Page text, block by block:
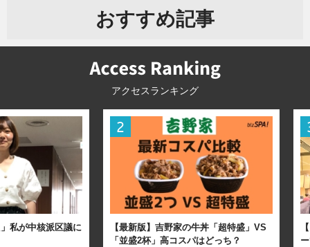
おすすめ記事
アクセスランキング
私が中核派区議に
【最新版】吉野家の牛丼「超特盛」VS
「並盛2杯」高コスパはどっち？